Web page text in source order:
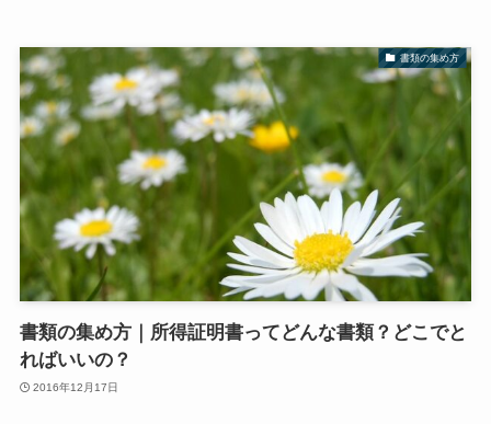
書類の集め方
書類の集め方｜所得証明書ってどんな書類？どこでと
ればいいの？
2016年12月17日